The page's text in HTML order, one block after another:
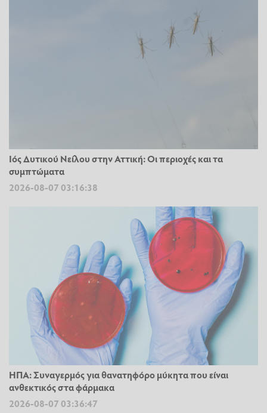
Ιός Δυτικού Νείλου στην Αττική: Οι περιοχές και τα
συμπτώματα
2026-08-07 03:16:38
ΗΠΑ: Συναγερμός για θανατηφόρο μύκητα που είναι
ανθεκτικός στα φάρμακα
2026-08-07 03:36:47